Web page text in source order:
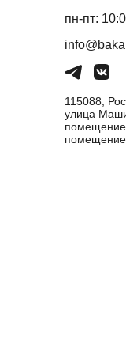
пн-пт:
115088,
улица
помещение
помещение